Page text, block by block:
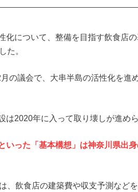
化について、整備を目指す飲食店
た。
の議会で、大串半島の活性化を進
は2020年に入って取り壊しが進めら
いった「基本構想」は神奈川県出
、飲食店の建築費や収支予測など